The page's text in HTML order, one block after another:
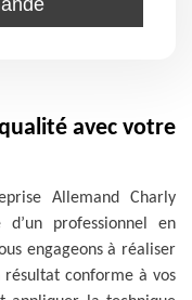
avec votre
Allemand Charly
professionnel en
engageons à réaliser
conforme à vos